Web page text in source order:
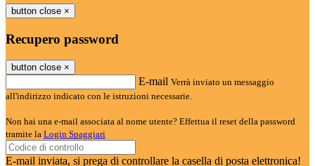
button close ×
Recupero password
button close ×
E-mail Verrà inviato un messaggio
all'indirizzo indicato con le istruzioni necessarie.
Non hai una e-mail associata al nome utente? Effettua il reset della password
tramite la Login Spaggiari
E-mail inviata, si prega di controllare la casella di posta elettronica!